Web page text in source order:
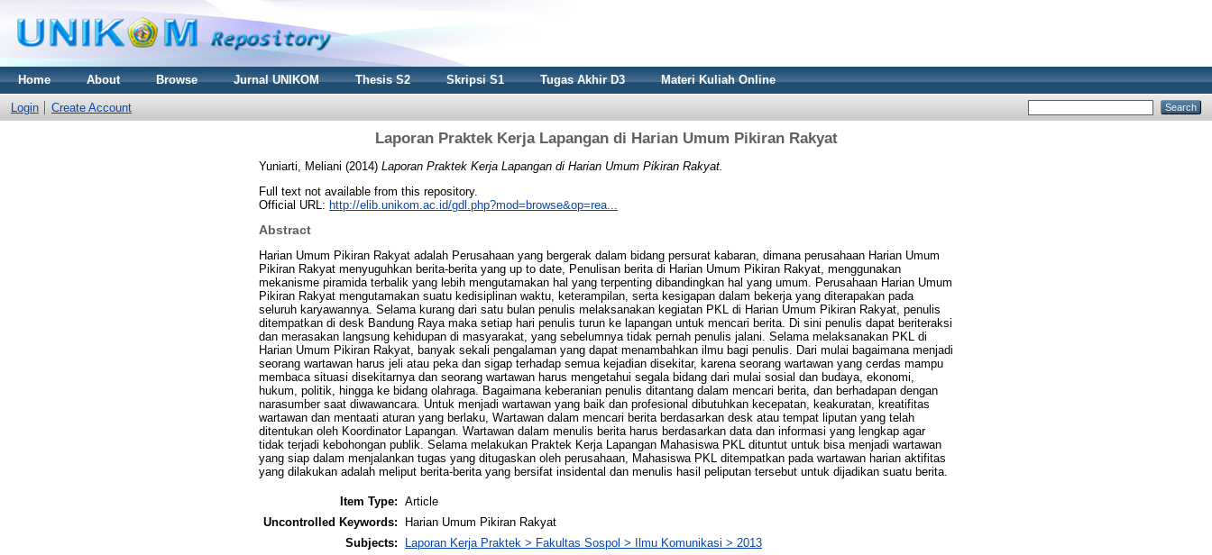
Home About Browse Jurnal UNIKOM Thesis S2 Skripsi S1 Tugas Akhir D3 Materi Kuliah Online
Login Create Account
Laporan Praktek Kerja Lapangan di Harian Umum Pikiran Rakyat
Yuniarti, Meliani (2014) Laporan Praktek Kerja Lapangan di Harian Umum Pikiran Rakyat.
Full text not available from this repository.
Official URL: http://elib.unikom.ac.id/gdl.php?mod=browse&op=rea...
Abstract
Harian Umum Pikiran Rakyat adalah Perusahaan yang bergerak dalam bidang persurat kabaran, dimana perusahaan Harian Umum
Pikiran Rakyat menyuguhkan berita-berita yang up to date, Penulisan berita di Harian Umum Pikiran Rakyat, menggunakan
mekanisme piramida terbalik yang lebih mengutamakan hal yang terpenting dibandingkan hal yang umum. Perusahaan Harian Umum
Pikiran Rakyat mengutamakan suatu kedisiplinan waktu, keterampilan, serta kesigapan dalam bekerja yang diterapakan pada
seluruh karyawannya. Selama kurang dari satu bulan penulis melaksanakan kegiatan PKL di Harian Umum Pikiran Rakyat, penulis
ditempatkan di desk Bandung Raya maka setiap hari penulis turun ke lapangan untuk mencari berita. Di sini penulis dapat beriteraksi
dan merasakan langsung kehidupan di masyarakat, yang sebelumnya tidak pernah penulis jalani. Selama melaksanakan PKL di
Harian Umum Pikiran Rakyat, banyak sekali pengalaman yang dapat menambahkan ilmu bagi penulis. Dari mulai bagaimana menjadi
seorang wartawan harus jeli atau peka dan sigap terhadap semua kejadian disekitar, karena seorang wartawan yang cerdas mampu
membaca situasi disekitarnya dan seorang wartawan harus mengetahui segala bidang dari mulai sosial dan budaya, ekonomi,
hukum, politik, hingga ke bidang olahraga. Bagaimana keberanian penulis ditantang dalam mencari berita, dan berhadapan dengan
narasumber saat diwawancara. Untuk menjadi wartawan yang baik dan profesional dibutuhkan kecepatan, keakuratan, kreatifitas
wartawan dan mentaati aturan yang berlaku, Wartawan dalam mencari berita berdasarkan desk atau tempat liputan yang telah
ditentukan oleh Koordinator Lapangan. Wartawan dalam menulis berita harus berdasarkan data dan informasi yang lengkap agar
tidak terjadi kebohongan publik. Selama melakukan Praktek Kerja Lapangan Mahasiswa PKL dituntut untuk bisa menjadi wartawan
yang siap dalam menjalankan tugas yang ditugaskan oleh perusahaan, Mahasiswa PKL ditempatkan pada wartawan harian aktifitas
yang dilakukan adalah meliput berita-berita yang bersifat insidental dan menulis hasil peliputan tersebut untuk dijadikan suatu berita.
Item Type: Article
Uncontrolled Keywords:
Harian Umum Pikiran Rakyat
Subjects:
Laporan Kerja Praktek > Fakultas Sospol > Ilmu Komunikasi > 2013